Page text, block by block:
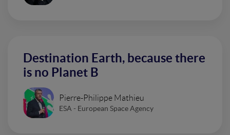
Destination Earth, because there
is no Planet B
Pierre-Philippe Mathieu
ESA - European Space Agency